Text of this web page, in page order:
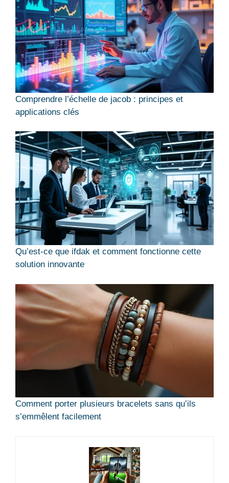
Comprendre l’échelle de jacob : principes et
applications clés
Qu’est-ce que ifdak et comment fonctionne cette
solution innovante
Comment porter plusieurs bracelets sans qu’ils
s’emmêlent facilement